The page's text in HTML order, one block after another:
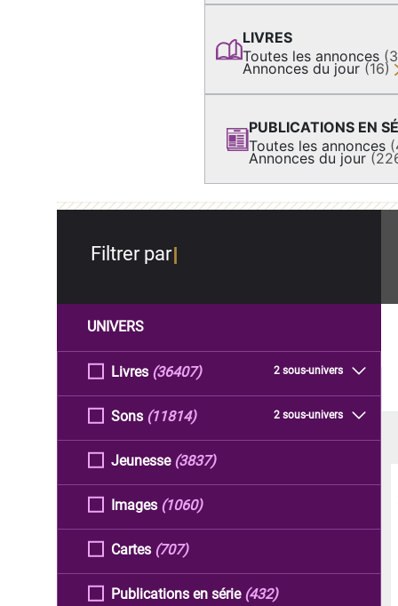
LIVRES
Toutes les annonces
Annonces du jour (16)
PUBLICATIONS EN
Toutes les annonces
Annonces du jour
Filtrer par
UNIVERS
Livres 2 sous-univers
(36407)
Sons 2 sous-univers
(11814)
Jeunesse (3837)
Images (1060)
Cartes (707)
Publications en série (432)